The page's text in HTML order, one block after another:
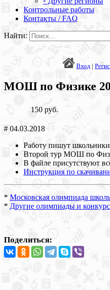
Контрольные работы
Контакты / FAQ
Найти:
Вход |
МОШ по Физике
150 руб.
# 04.03.2018
Работу пишут
Второй тур МОШ по
В файле присутствуют
Инструкция по
* Московская олимпиада
* Другие олимпиады и
Поделиться: